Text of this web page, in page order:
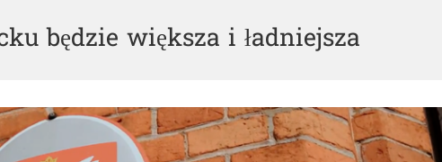
będzie większa i ładniejsza